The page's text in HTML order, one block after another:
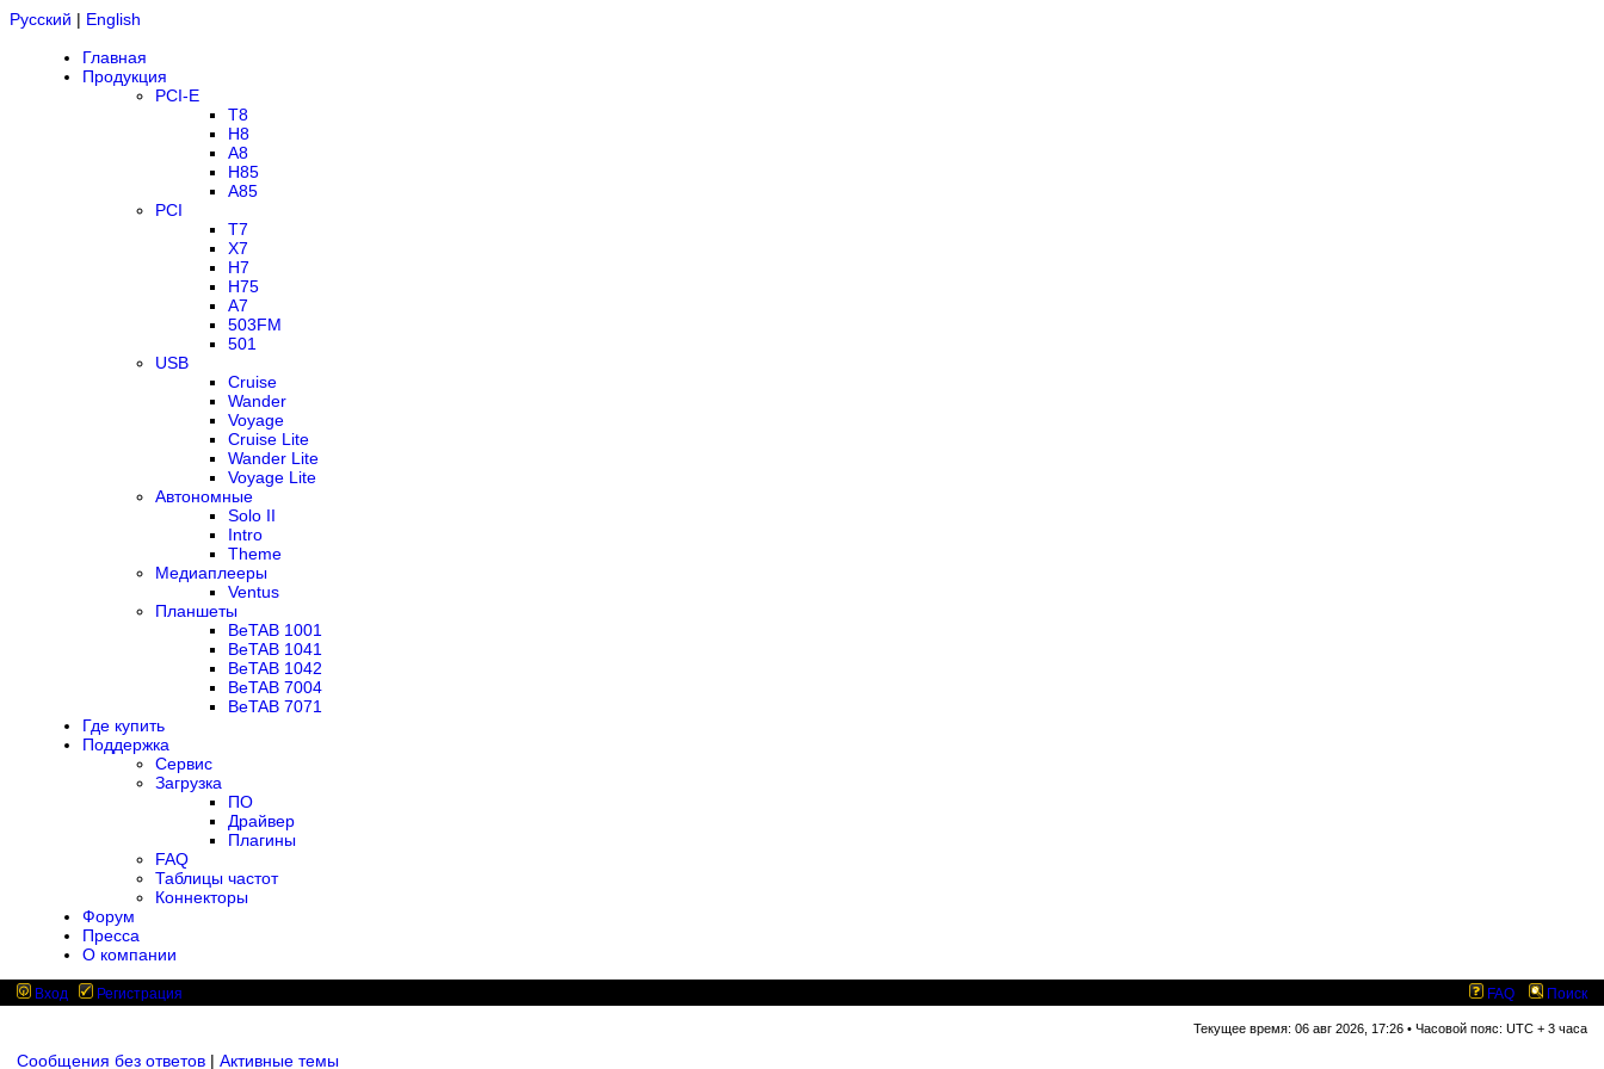
Русский | English
Главная
Продукция
PCI-E
T8
H8
A8
H85
A85
PCI
T7
X7
H7
H75
A7
503FM
501
USB
Cruise
Wander
Voyage
Cruise Lite
Wander Lite
Voyage Lite
Автономные
Solo II
Intro
Theme
Медиаплееры
Ventus
Планшеты
BeTAB 1001
BeTAB 1041
BeTAB 1042
BeTAB 7004
BeTAB 7071
Где купить
Поддержка
Сервис
Загрузка
ПО
Драйвер
Плагины
FAQ
Таблицы частот
Коннекторы
Форум
Пресса
О компании
Вход Регистрация FAQ Поиск
Текущее время: 06 авг 2026, 17:26 • Часовой пояс: UTC + 3 часа
Сообщения без ответов | Активные темы